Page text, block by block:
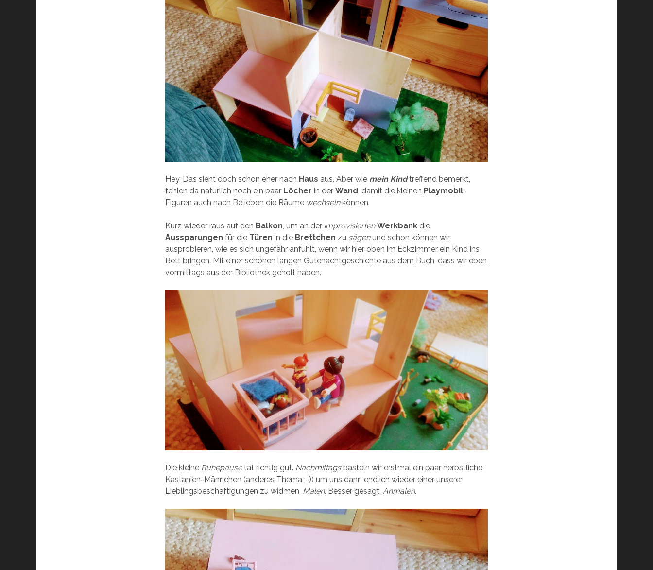
Hey. Das sieht doch schon eher nach Haus aus. Aber wie mein Kindtreffend bemerkt,
fehlen da natürlich noch ein paar Löcherin derWand, damit die kleinen Playmobil-
Figuren auch nach Belieben die Räume wechselnkönnen.
Kurz wieder raus auf den Balkon, um an der improvisiertenWerkbank die
Aussparungenfür die Türenin die Brettchen zu sägenund schon können wir
ausprobieren, wie es sich ungefähr anfühlt, wenn wir hier oben im Eckzimmer ein Kind ins
Bett bringen. Mit einer schönen langen Gutenachtgeschichte aus dem Buch, dass wir eben
vormittags aus der Bibliothek geholt haben.
Die kleine Ruhepause tat richtig gut. Nachmittagsbasteln wir erstmal ein paar herbstliche
Kastanien-Männchen (anderes Thema ;-)) um uns dann endlich wieder einer unserer
Lieblingsbeschäftigungen zu widmen. Malen. Besser gesagt:Anmalen.